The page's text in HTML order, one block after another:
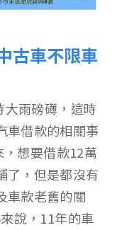
古車不限車
雨磅礡，這時
車借款的相關事
想要借款12萬
了，但是都沒有
車款老舊的關
說，11年的車